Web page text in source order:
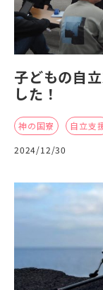
子どもの自
した！
神の国寮
自立支
2024/12/30